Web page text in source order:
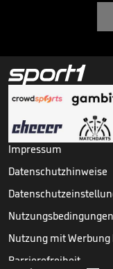
Impressum
Datenschutzhinweise
Nutzungsbedingungen
Nutzung mit Werbung
Barrierefreiheit